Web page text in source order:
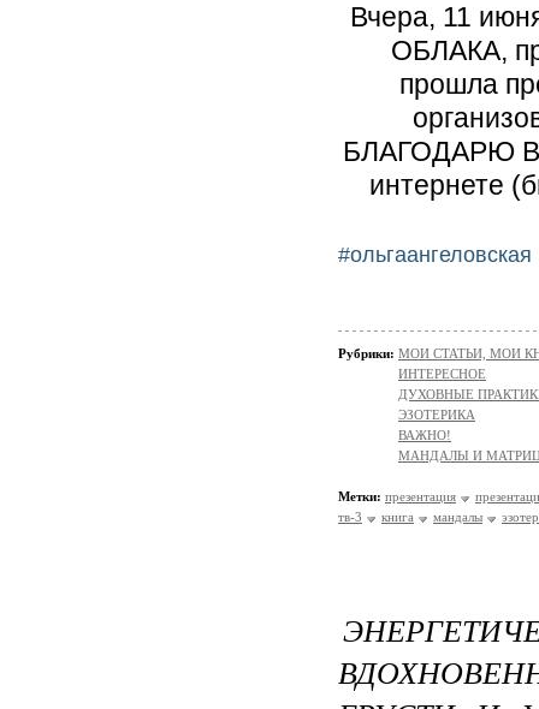
Вчера, 11
ОБЛАКА,
прошла
БЛАГОДАРЮ
интернете
#ольгаангеловская
Рубрики: МОИ СТАТЬИ, МОИ
ИНТЕРЕСНОЕ
ДУХОВНЫЕ
ЭЗОТЕРИКА
ВАЖНО!
МАНДАЛЫ И
Метки: презентация
тв-3
книга мандалы